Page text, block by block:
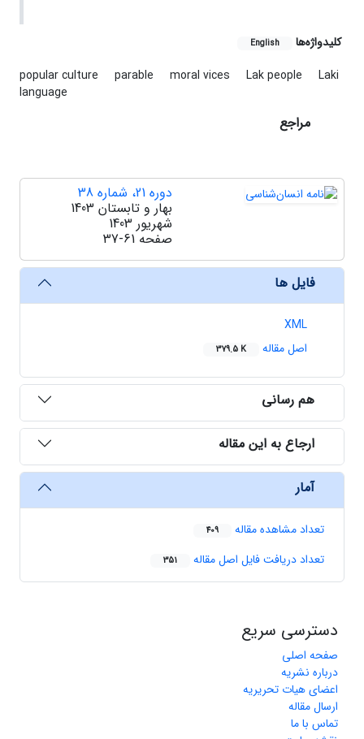
کلیدواژه‌ها English
popular culture parable moral vices Lak people
Laki
language
مراجع
دوره 21، شماره 38
بهار و تابستان 1403
شهریور 1403
صفحه 37-61
فایل ها
XML
اصل مقاله
379.5 K
هم رسانی
ارجاع به این مقاله
آمار
تعداد مشاهده مقاله 409
تعداد دریافت فایل اصل مقاله 351
دسترسی سریع
صفحه اصلی
درباره نشریه
اعضای هیات تحریریه
ارسال مقاله
تماس با ما